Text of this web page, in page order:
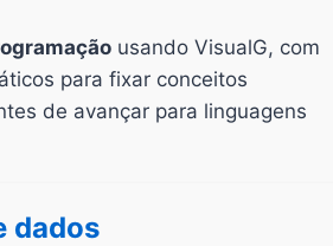
usando VisualG, com
para fixar conceitos
de avançar para linguagens
dados